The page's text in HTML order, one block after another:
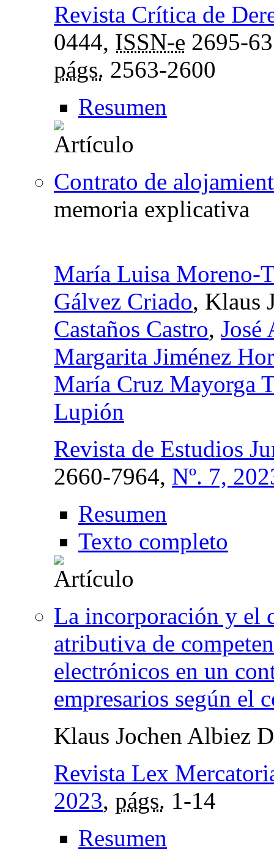
Revista Crítica de
0444, ISSN-e 2695-
págs. 2563-2600
Resumen
Contrato de
memoria explicativa
María Luisa Moreno-
Gálvez Criado, Klaus
Castaños Castro, José
Margarita Jiménez
María Cruz Mayorga
Lupión
Revista de Estudios
2660-7964, Nº. 7,
Resumen
Texto completo
La incorporación y el
atributiva de
electrónicos en un
empresarios según el
Klaus Jochen Albiez
Revista Lex
2023, págs. 1-14
Resumen